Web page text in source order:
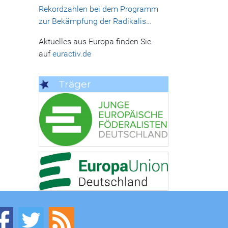
Rekordzahlen bei dem Programm
zur Bekämpfung der Radikalis…
Aktuelles aus Europa finden Sie
aufeuractiv.de
Träger